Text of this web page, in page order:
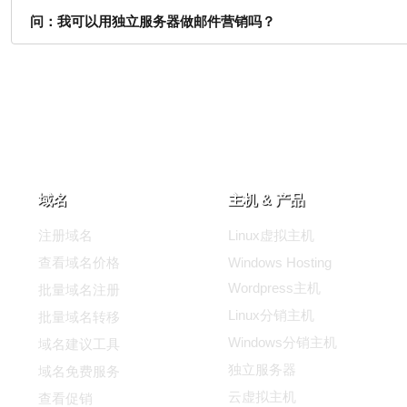
问：我可以用独立服务器做邮件营销吗？
域名
注册域名
查看域名价格
批量域名注册
批量域名转移
域名建议工具
域名免费服务
查看促销
主机 & 产品
Linux虚拟主机
Windows Hosting
Wordpress主机
Linux分销主机
Windows分销主机
独立服务器
云虚拟主机